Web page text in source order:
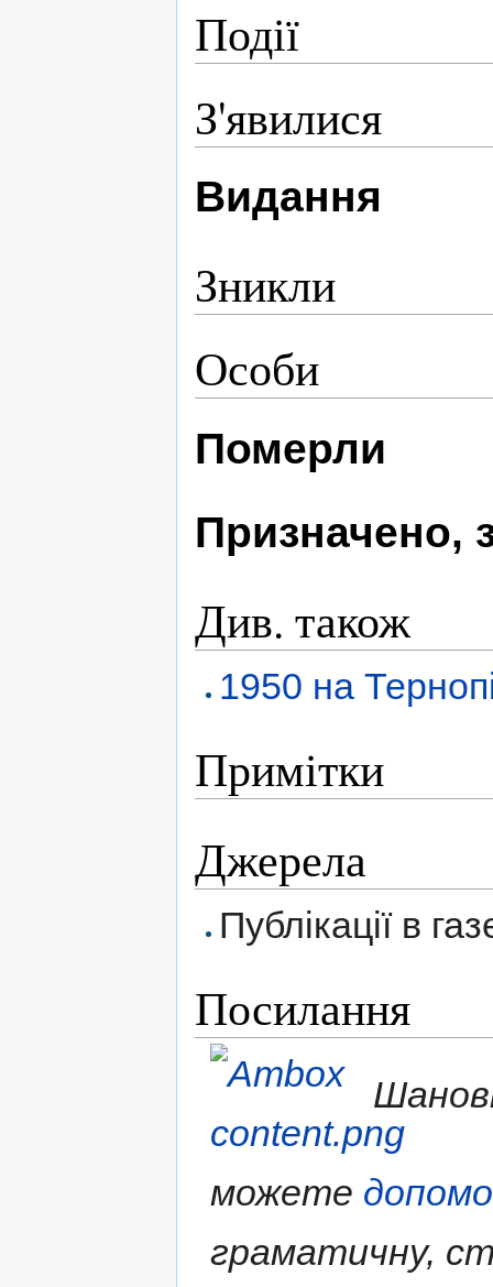
Події
З'явилися
Видання
Зникли
Особи
Померли
Призначено,
Див. також
1950 на
Примітки
Джерела
Публікації в
Посилання
можете
граматичну,